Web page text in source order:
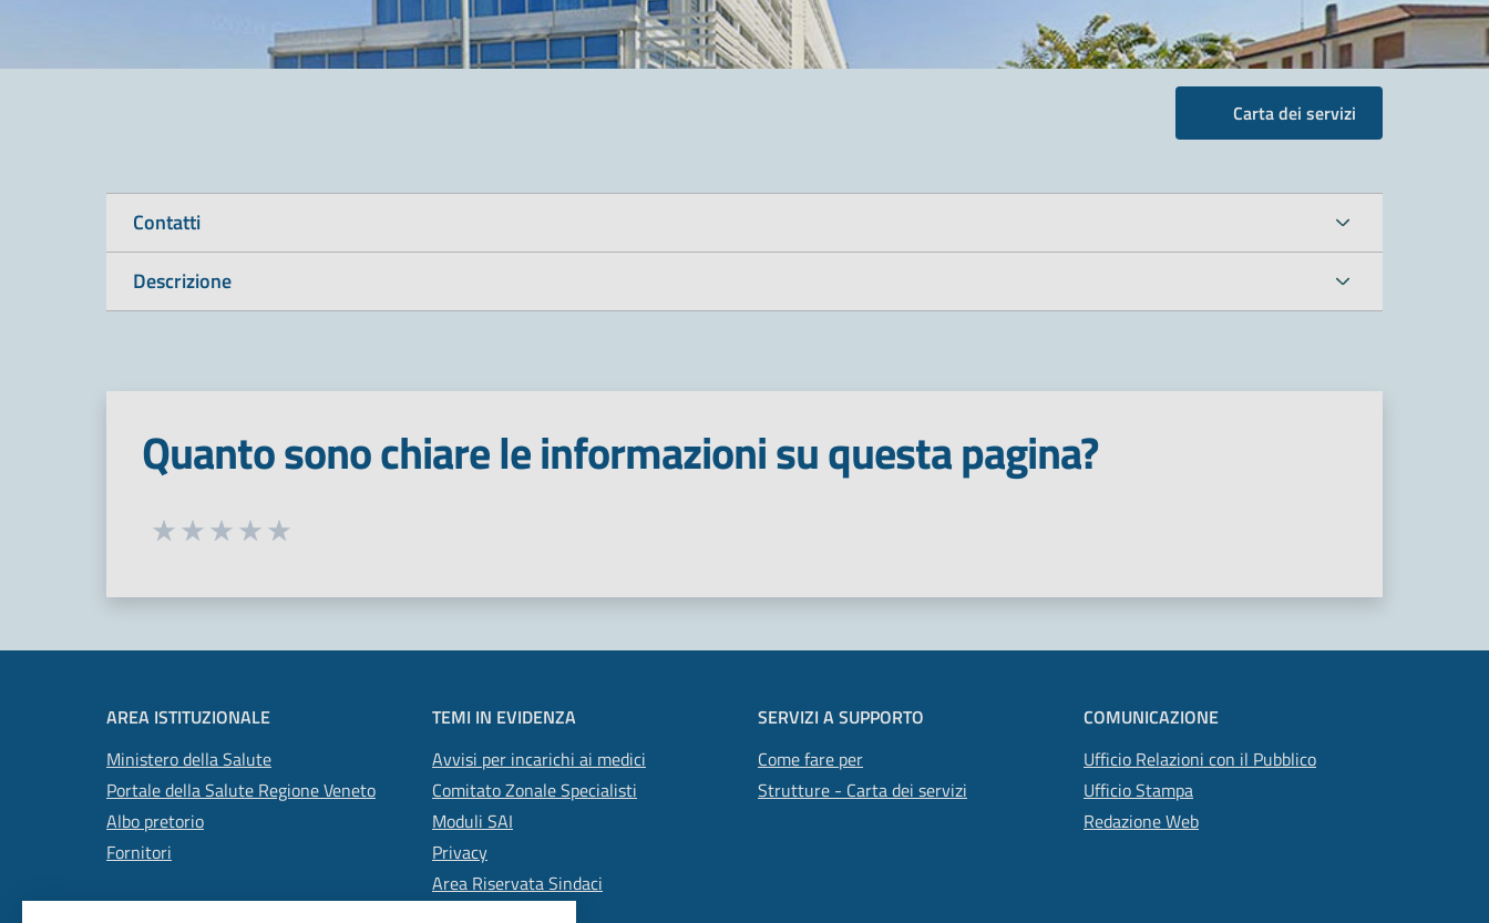
Carta dei servizi
Contatti
Descrizione
Quanto sono chiare le informazioni su questa pagina?
Seleziona una valutazione da 1 a 5 stelle
AREA ISTITUZIONALE
Ministero della Salute
Portale della Salute Regione Veneto
Albo pretorio
Fornitori
TEMI IN EVIDENZA
Avvisi per incarichi ai medici
Comitato Zonale Specialisti
Moduli SAI
Privacy
Area Riservata Sindaci
SERVIZI A SUPPORTO
Come fare per
Strutture - Carta dei servizi
COMUNICAZIONE
Ufficio Relazioni con il Pubblico
Ufficio Stampa
Redazione Web